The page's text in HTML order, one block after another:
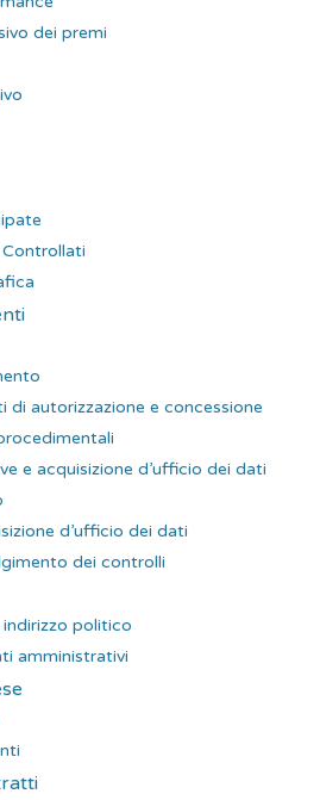
dei premi
di autorizzazione e concessione
e acquisizione d’ufficio dei dati
d’ufficio dei dati
dei controlli
politico
amministrativi